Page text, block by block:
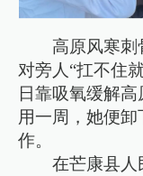
高原风寒刺
对旁人“扛不住
日靠吸氧缓解
用一周，她便
作。
在芒康县人